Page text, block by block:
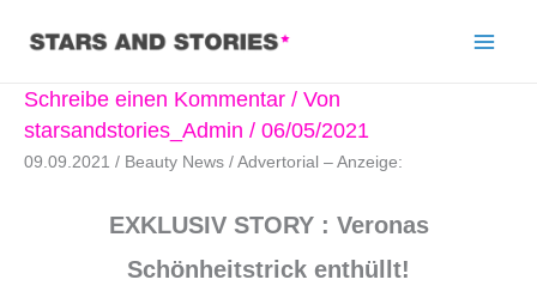
Schreibe einen Kommentar / Von
starsandstories_Admin / 06/05/2021
09.09.2021 / Beauty News / Advertorial – Anzeige:
EXKLUSIV STORY : Veronas
Schönheitstrick enthüllt!